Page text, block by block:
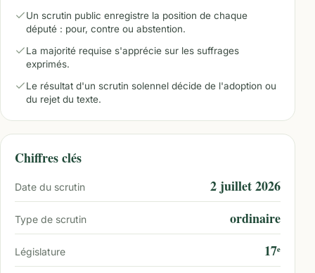
Un scrutin public enregistre la position de chaque
député : pour, contre ou abstention.
La majorité requise s'apprécie sur les suffrages
exprimés.
Le résultat d'un scrutin solennel décide de l'adoption ou
du rejet du texte.
Chiffres clés
Date du scrutin 2 juillet 2026
Type de scrutin ordinaire
Législature 17ᵉ